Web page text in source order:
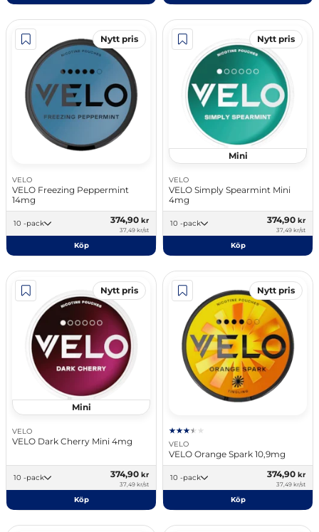
Nytt pris
VELO
VELO Freezing Peppermint
14mg
10 -pack 374,90 kr
37,49 kr/st
Köp
Nytt pris
Mini
VELO
VELO Simply Spearmint Mini
4mg
10 -pack 374,90 kr
37,49 kr/st
Köp
Nytt pris
Mini
VELO
VELO Dark Cherry Mini 4mg
10 -pack 374,90 kr
37,49 kr/st
Köp
Nytt pris
VELO
VELO Orange Spark 10,9mg
10 -pack 374,90 kr
37,49 kr/st
Köp